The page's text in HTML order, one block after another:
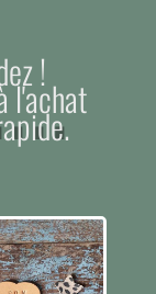
!
l'achat